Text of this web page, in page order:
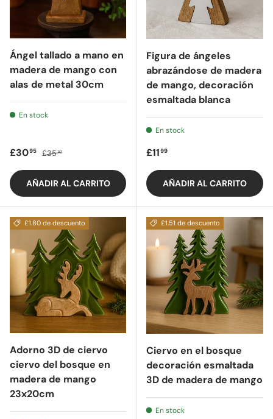
Ángel tallado a mano en
madera de mango con
alas de metal 30cm
En stock
Precio de oferta
£3095 Precio regular
£3510
AÑADIR AL CARRITO
Figura de ángeles
abrazándose de madera
de mango, decoración
esmaltada blanca
En stock
Precio regular
£1199
AÑADIR AL CARRITO
£1.80 de descuento
Adorno 3D de ciervo
ciervo del bosque en
madera de mango
23x20cm
£1.51 de descuento
Ciervo en el bosque
decoración esmaltada
3D de madera de mango
En stock